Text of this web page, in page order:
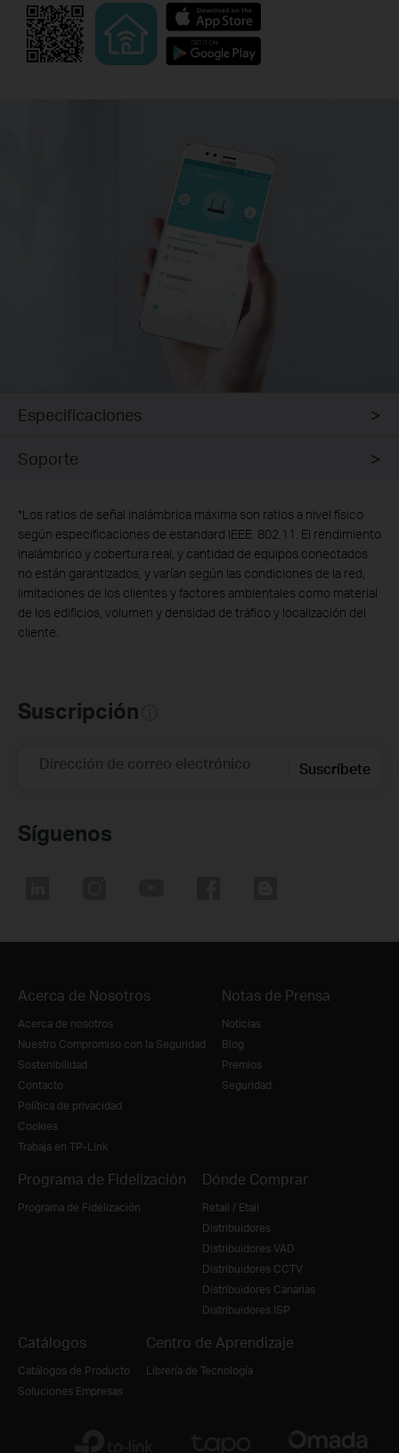
Especificaciones
Soporte
*Los ratios de señal inalámbrica máxima son ratios a nivel físico
según especificaciones de estandard IEEE 802.11. El rendimiento
inalámbrico y cobertura real, y cantidad de equipos conectados
no están garantizados, y varían según las condiciones de la red,
limitaciones de los clientes y factores ambientales como material
de los edificios, volumen y densidad de tráfico y localización del
cliente.
Suscripción
Dirección de correo electrónico Suscríbete
Síguenos
Acerca de Nosotros
Acerca de nosotros
Nuestro Compromiso con la Seguridad
Sostenibilidad
Contacto
Política de privacidad
Cookies
Trabaja en TP-Link
Notas de Prensa
Noticias
Blog
Premios
Seguridad
Programa de Fidelización
Programa de Fidelización
Dónde Comprar
Retail / Etail
Distribuidores
Distribuidores VAD
Distribuidores CCTV
Distribuidores Canarias
Distribuidores ISP
Catálogos
Catálogos de Producto
Soluciones Empresas
Centro de Aprendizaje
Librería de Tecnología